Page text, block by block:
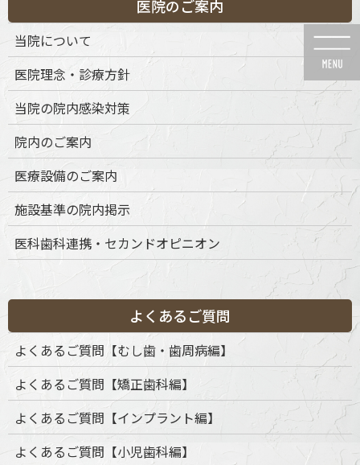
ン
ン
に
動
ビ
ー
ョ
に
動
メディア
HOME メディア AdobeStock_264943729
AdobeStock_264943729
医院のご案内
当院について
医院理念・診療方針
当院の院内感染対策
院内のご案内
医療設備のご案内
施設基準の院内掲示
医科歯科連携・セカンドオピニオン
よくあるご質問
よくあるご質問【むし歯・歯周病編】
よくあるご質問【矯正歯科編】
よくあるご質問【インプラント編】
よくあるご質問【小児歯科編】